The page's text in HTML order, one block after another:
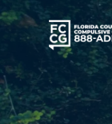
Skip
to
content